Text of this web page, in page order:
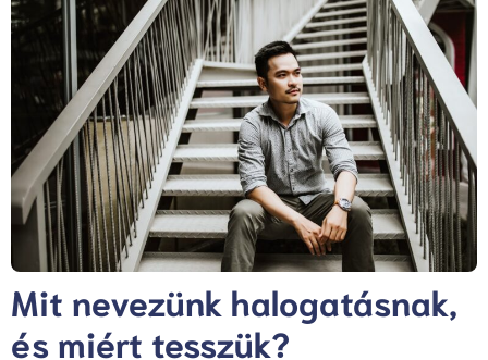
Mit nevezünk halogatásnak,
és miért tesszük?